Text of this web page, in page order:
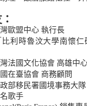
歐盟中心 執行長
比利時魯汶大學南懷
法國文化協會 高雄中
在臺協會 商務顧問
部移民署國境事務大隊
歌手